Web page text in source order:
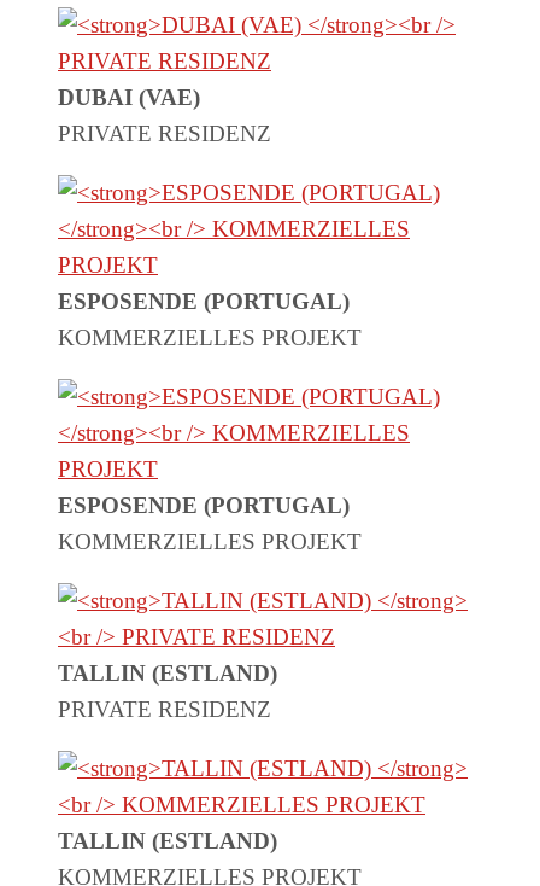
DUBAI (VAE)
PRIVATE RESIDENZ
ESPOSENDE (PORTUGAL)
KOMMERZIELLES PROJEKT
ESPOSENDE (PORTUGAL)
KOMMERZIELLES PROJEKT
TALLIN (ESTLAND)
PRIVATE RESIDENZ
TALLIN (ESTLAND)
KOMMERZIELLES PROJEKT